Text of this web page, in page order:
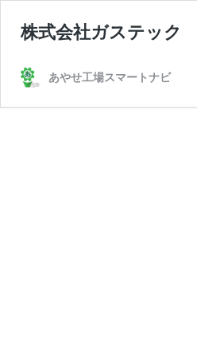
株式会社ガステック
あやせ工場スマートナビ